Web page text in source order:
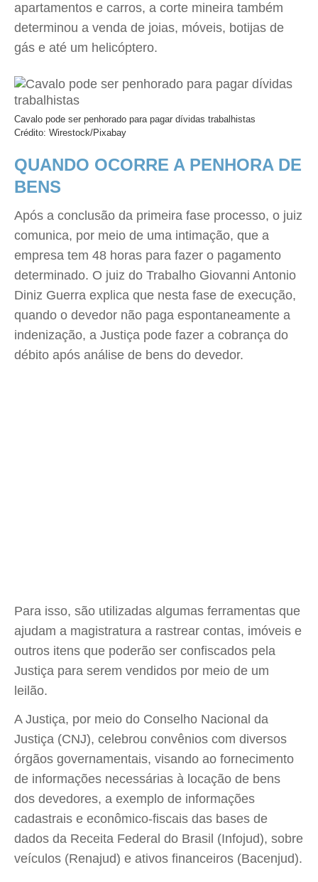
apartamentos e carros, a corte mineira também
determinou a venda de joias, móveis, botijas de
gás e até um helicóptero.
Cavalo pode ser penhorado para pagar dívidas trabalhistas
Crédito: Wirestock/Pixabay
QUANDO OCORRE A PENHORA DE
BENS
Após a conclusão da primeira fase processo, o juiz
comunica, por meio de uma intimação, que a
empresa tem 48 horas para fazer o pagamento
determinado. O juiz do Trabalho Giovanni Antonio
Diniz Guerra explica que nesta fase de execução,
quando o devedor não paga espontaneamente a
indenização, a Justiça pode fazer a cobrança do
débito após análise de bens do devedor.
Para isso, são utilizadas algumas ferramentas que
ajudam a magistratura a rastrear contas, imóveis e
outros itens que poderão ser confiscados pela
Justiça para serem vendidos por meio de um
leilão.
A Justiça, por meio do Conselho Nacional da
Justiça (CNJ), celebrou convênios com diversos
órgãos governamentais, visando ao fornecimento
de informações necessárias à locação de bens
dos devedores, a exemplo de informações
cadastrais e econômico-fiscais das bases de
dados da Receita Federal do Brasil (Infojud), sobre
veículos (Renajud) e ativos financeiros (Bacenjud).